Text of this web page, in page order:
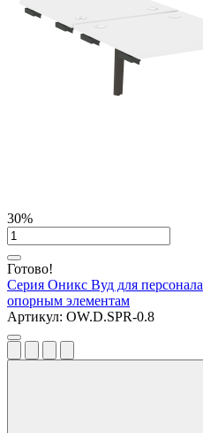
30%
Готово!
Серия Оникс Вуд для персонала
опорным элементам
Артикул: OW.D.SPR-0.8